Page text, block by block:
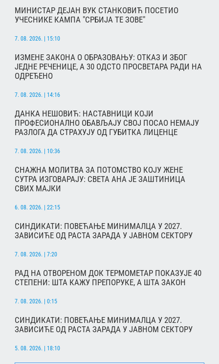
МИНИСТАР ДЕЈАН ВУК СТАНКОВИЋ ПОСЕТИО
УЧЕСНИКЕ КАМПА "СРБИЈА ТЕ ЗОВЕ"
7. 08. 2026. | 15:10
ИЗМЕНЕ ЗАКОНА О ОБРАЗОВАЊУ: ОТКАЗ И ЗБОГ
ЈЕДНЕ РЕЧЕНИЦЕ, А 30 ОДСТО ПРОСВЕТАРА РАДИ НА
ОДРЕЂЕНО
7. 08. 2026. | 14:16
ДАНКА НЕШОВИЋ: НАСТАВНИЦИ КОЈИ
ПРОФЕСИОНАЛНО ОБАВЉАЈУ СВОЈ ПОСАО НЕМАЈУ
РАЗЛОГА ДА СТРАХУЈУ ОД ГУБИТКА ЛИЦЕНЦЕ
7. 08. 2026. | 10:36
СНАЖНА МОЛИТВА ЗА ПОТОМСТВО КОЈУ ЖЕНЕ
СУТРА ИЗГОВАРАЈУ: СВЕТА АНА ЈЕ ЗАШТИНИЦА
СВИХ МАЈКИ
6. 08. 2026. | 22:15
СИНДИКАТИ: ПОВЕЋАЊЕ МИНИМАЛЦА У 2027.
ЗАВИСИЋЕ ОД РАСТА ЗАРАДА У ЈАВНОМ СЕКТОРУ
7. 08. 2026. | 7:20
РАД НА ОТВОРЕНОМ ДОК ТЕРМОМЕТАР ПОКАЗУЈЕ 40
СТЕПЕНИ: ШТА КАЖУ ПРЕПОРУКЕ, А ШТА ЗАКОН
7. 08. 2026. | 0:15
СИНДИКАТИ: ПОВЕЋАЊЕ МИНИМАЛЦА У 2027.
ЗАВИСИЋЕ ОД РАСТА ЗАРАДА У ЈАВНОМ СЕКТОРУ
5. 08. 2026. | 18:10